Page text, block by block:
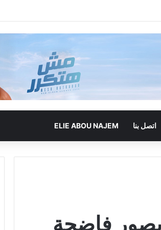
اتصل بنا ELIE ABOU NAJEM
بصور فاضحة